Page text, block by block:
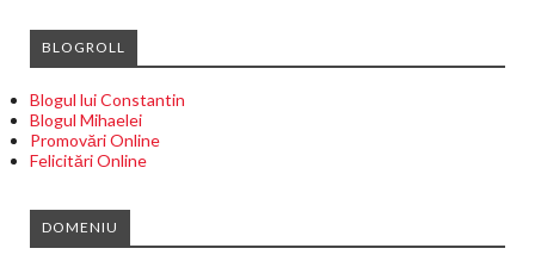
BLOGROLL
Blogul lui Constantin
Blogul Mihaelei
Promovări Online
Felicitări Online
DOMENIU